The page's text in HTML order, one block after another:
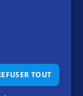
TOUT